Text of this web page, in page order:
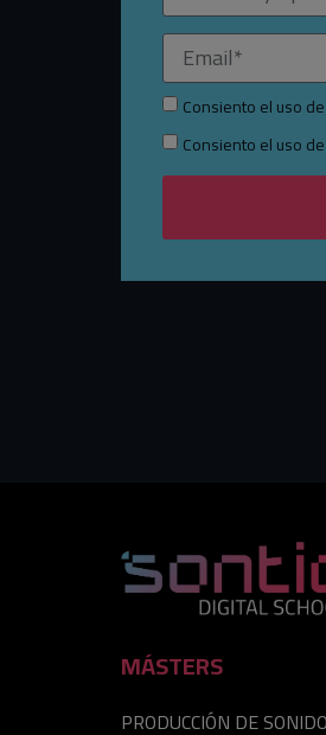
Consiento el uso
Consiento el uso
MÁSTERS
PRODUCCIÓN DE